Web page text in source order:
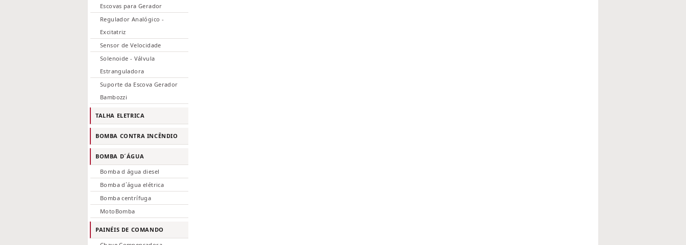
Escovas para Gerador
Regulador Analógico -
Excitatriz
Sensor de Velocidade
Solenoide - Válvula
Estranguladora
Suporte da Escova Gerador
Bambozzi
TALHA ELETRICA
BOMBA CONTRA INCÊNDIO
BOMBA D´ÁGUA
Bomba d água diesel
Bomba d´água elétrica
Bomba centrífuga
MotoBomba
PAINÉIS DE COMANDO